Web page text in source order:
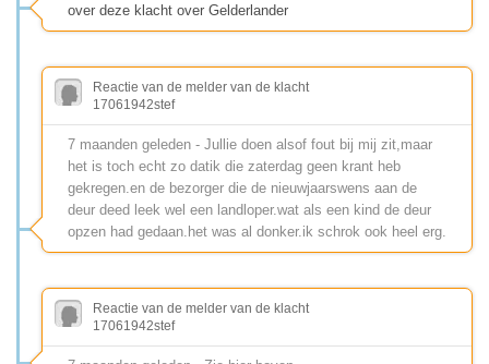
over deze klacht over Gelderlander
Reactie van de melder van de klacht
17061942stef
7 maanden geleden - Jullie doen alsof fout bij mij zit,maar
het is toch echt zo datik die zaterdag geen krant heb
gekregen.en de bezorger die de nieuwjaarswens aan de
deur deed leek wel een landloper.wat als een kind de deur
opzen had gedaan.het was al donker.ik schrok ook heel erg.
Reactie van de melder van de klacht
17061942stef